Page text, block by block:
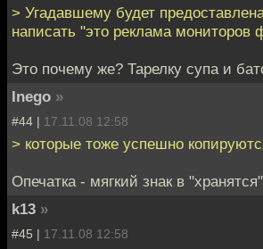
> Угадавшему будет
написать "это реклама
Это почему же? Тарелку супа и
Inego »
#44 | 17.11.08 12:58
> которые тоже успешно
Опечатка - мягкий знак в
k13 »
#45 | 17.11.08 12:58